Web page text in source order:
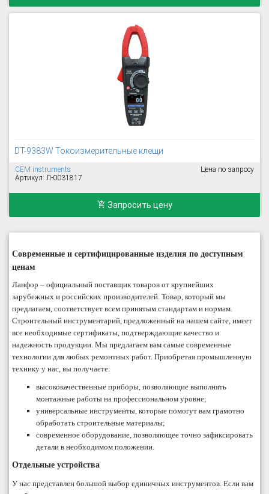
DT-9383W Токоизмерительные клещи
CEM instruments
Артикул: Л-0031817
Цена по запросу
Запросить цену
Современные и сертифицированные изделия по доступным
ценам
Ланфор – официальный поставщик товаров от крупнейших
зарубежных и российских производителей. Товар, который мы
предлагаем, соответствует всем принятым стандартам и нормам.
Строительный инструментарий, предложенный на нашем сайте, имеет
все необходимые сертификаты, подтверждающие качество и
надежность продукции. Мы предлагаем вам самые современные
технологии для любых ремонтных работ. Приобретая промышленную
технику у нас, вы получаете:
высококачественные приборы, позволяющие выполнять
монтажные работы на профессиональном уровне;
универсальные инструменты, которые помогут вам грамотно
обработать строительные материалы;
современное оборудование, позволяющее точно зафиксировать
детали в необходимом положении.
Отдельные устройства
У нас представлен большой выбор единичных инструментов. Если вам